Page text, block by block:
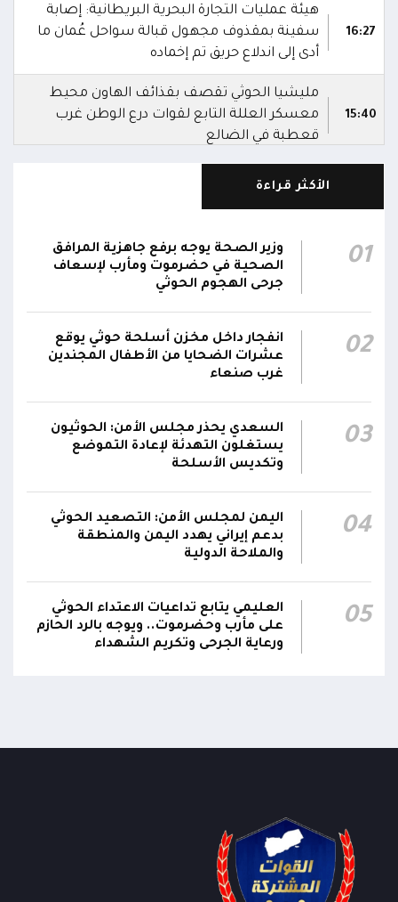
16:27
هيئة عمليات التجارة البحرية البريطانية: إصابة
سفينة بمقذوف مجهول قبالة سواحل عُمان ما
أدى إلى اندلاع حريق تم إخماده
15:40
مليشيا الحوثي تقصف بقذائف الهاون محيط
معسكر العللة التابع لقوات درع الوطن غرب
قعطبة في الضالع
مليشيا الحوثي تقصف أحياء سكنية غرب قعطبة
15:35
قصف حوثي عشوائي بالسلاح الثقيل يستهدف
مناطق مآهولة بقرى المعزوب والعبارى في
محافظة الضالع
12:22
والجيش يقصف مواقع حوثية ويتصدى للمسيرات
الأكثر قراءة
01
وزير الصحة يوجه برفع جاهزية المرافق
الصحية في حضرموت ومأرب لإسعاف
جرحى الهجوم الحوثي
02
انفجار داخل مخزن أسلحة حوثي يوقع
عشرات الضحايا من الأطفال المجندين
غرب صنعاء
03
السعدي يحذر مجلس الأمن: الحوثيون
يستغلون التهدئة لإعادة التموضع
وتكديس الأسلحة
04
اليمن لمجلس الأمن: التصعيد الحوثي
بدعم إيراني يهدد اليمن والمنطقة
والملاحة الدولية
05
العليمي يتابع تداعيات الاعتداء الحوثي
على مأرب وحضرموت.. ويوجه بالرد الحازم
ورعاية الجرحى وتكريم الشهداء